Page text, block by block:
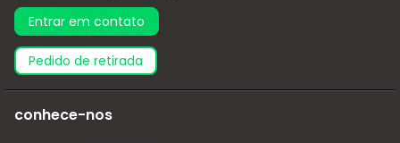
Entrar em contato
pedido de retirada
conhece-nos